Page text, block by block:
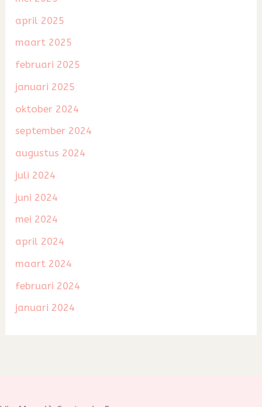
april 2025
maart 2025
februari 2025
januari 2025
oktober 2024
september 2024
augustus 2024
juli 2024
juni 2024
mei 2024
april 2024
maart 2024
februari 2024
januari 2024